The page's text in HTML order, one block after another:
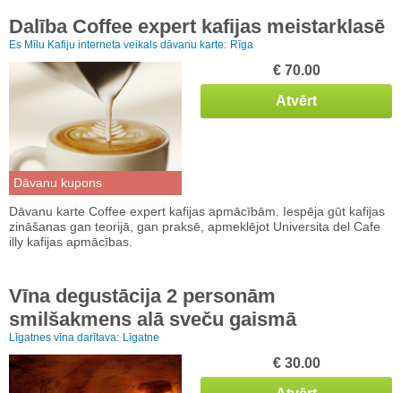
Dalība Coffee expert kafijas meistarklasē
Es Mīlu Kafiju interneta veikals dāvanu karte: Rīga
Dāvanu kupons
€ 70.00
Atvērt
Dāvanu karte Coffee expert kafijas apmācībām. Iespēja gūt kafijas
zināšanas gan teorijā, gan praksē, apmeklējot Universita del Cafe
illy kafijas apmācības.
Vīna degustācija 2 personām
smilšakmens alā sveču gaismā
Līgatnes vīna darītava: Līgatne
€ 30.00